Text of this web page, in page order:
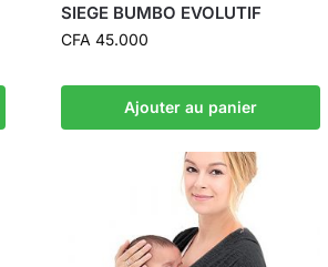
SIEGE BUMBO EVOLUTIF
CFA 45.000
Ajouter au panier